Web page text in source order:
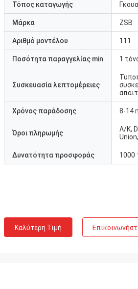
Τόπος καταγωγής
Μάρκα ZSB
Αριθμό μοντέλου 111
Ποσότητα παραγγελίας min 1
Συσκευασία λεπτομέρειες
Χρόνος παράδοσης 8-14
Όροι πληρωμής
Λ/Κ,
Δυνατότητα προσφοράς 1000
Καλύτερη Τιμή